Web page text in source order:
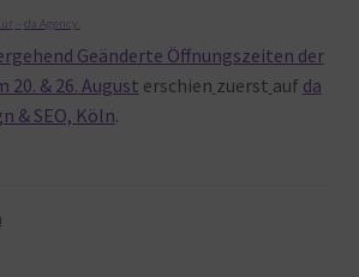
da Agency
Geänderte Öffnungszeiten der
20. & 26. August erschien zuerst auf da
& SEO, Köln.